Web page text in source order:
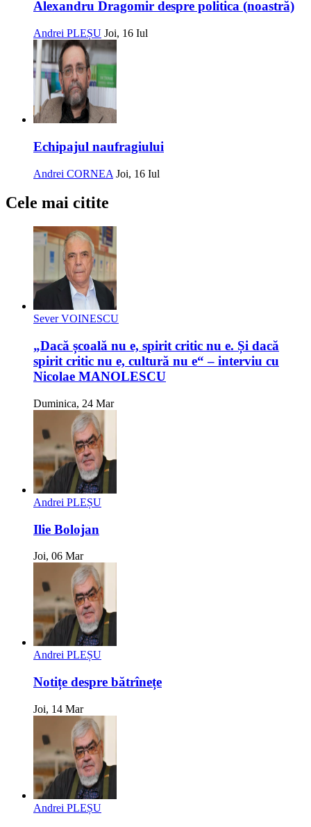
Alexandru Dragomir despre politica (noastră)
Andrei PLEȘU Joi, 16 Iul
Echipajul naufragiului
Andrei CORNEA Joi, 16 Iul
Cele mai citite
Sever VOINESCU
„Dacă școală nu e, spirit critic nu e. Și dacă
spirit critic nu e, cultură nu e“ – interviu cu
Nicolae MANOLESCU
Duminica, 24 Mar
Andrei PLEȘU
Ilie Bolojan
Joi, 06 Mar
Andrei PLEȘU
Notițe despre bătrînețe
Joi, 14 Mar
Andrei PLEȘU